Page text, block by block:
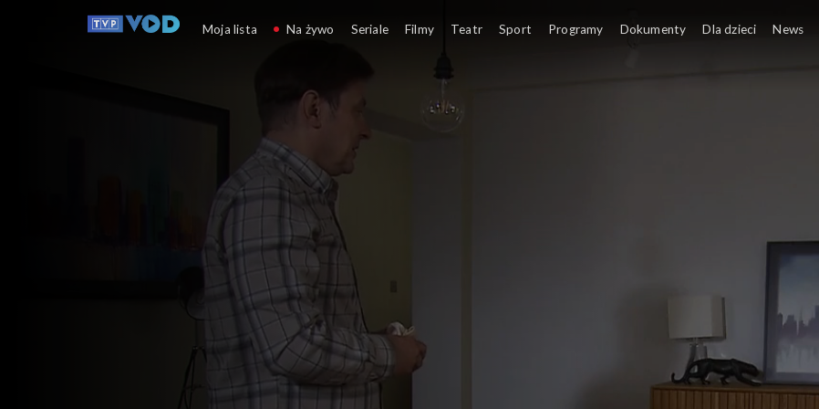
Klan
Moja lista Na żywo Seriale Filmy Teatr Sport Programy Dokumenty Dla dzieci News